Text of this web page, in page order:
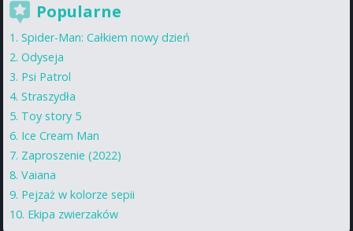
Popularne
Spider-Man: Całkiem nowy dzień
Odyseja
Psi Patrol
Straszydła
Toy story 5
Ice Cream Man
Zaproszenie (2022)
Vaiana
Pejzaż w kolorze sepii
Ekipa zwierzaków